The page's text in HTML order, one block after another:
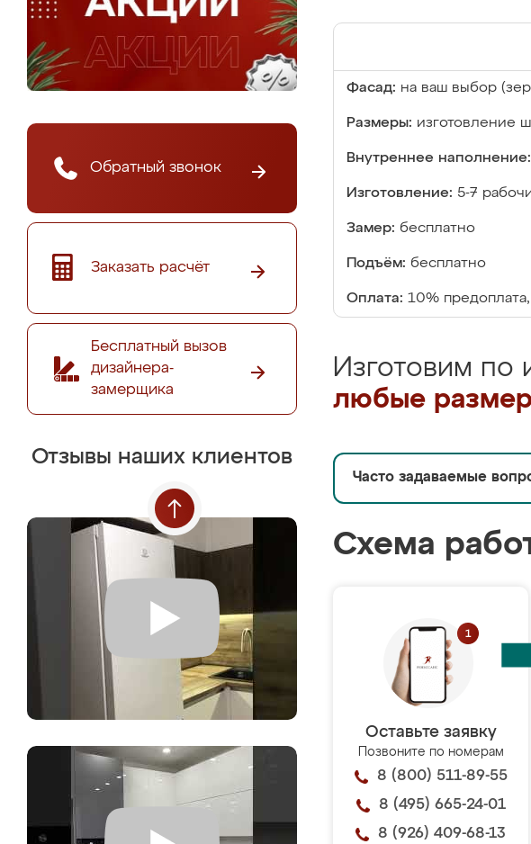
Обратный звонок
Заказать расчёт
Бесплатный вызов
дизайнера-
замерщика
Отзывы наших клиентов
Фасад: на ваш выбор
Размеры: изготовление
Внутреннее наполнение:
Изготовление: 5-7
Замер: бесплатно
Подъём: бесплатно
Оплата: 10%
Изготовим по
любые
Часто задаваемые
Схема
Оставьте заявку
Позвоните по номерам
8 (800) 511-89-55
8 (495) 665-24-01
8 (926) 409-68-13